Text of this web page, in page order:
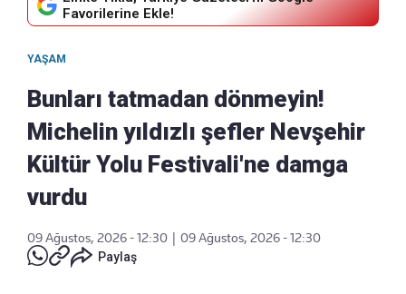
Favorilerine Ekle!
YAŞAM
Bunları tatmadan dönmeyin!
Michelin yıldızlı şefler Nevşehir
Kültür Yolu Festivali'ne damga
vurdu
09 Ağustos, 2026 - 12:30
09 Ağustos, 2026 - 12:30
Paylaş